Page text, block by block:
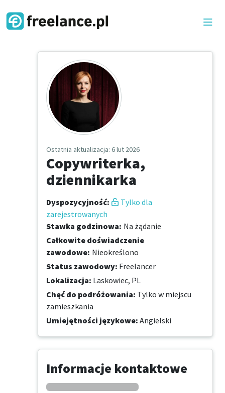
Ostatnia aktualizacja: 6 lut 2026
Copywriterka,
dziennikarka
Dyspozycyjność:
Tylko dla
zarejestrowanych
Stawka godzinowa: Na żądanie
Całkowite doświadczenie
zawodowe: Nieokreślono
Status zawodowy: Freelancer
Lokalizacja: Laskowiec, PL
Chęć do podróżowania: Tylko w miejscu
zamieszkania
Umiejętności językowe: Angielski
Informacje kontaktowe